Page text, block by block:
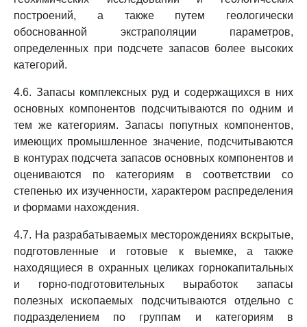
построений, а также путем геологически
обоснованной экстраполяции параметров,
определенных при подсчете запасов более высоких
категорий.
4.6. Запасы комплексных руд и содержащихся в них
основных компонентов подсчитываются по одним и
тем же категориям. Запасы попутных компонентов,
имеющих промышленное значение, подсчитываются
в контурах подсчета запасов основных компонентов и
оцениваются по категориям в соответствии со
степенью их изученности, характером распределения
и формами нахождения.
4.7. На разрабатываемых месторождениях вскрытые,
подготовленные и готовые к выемке, а также
находящиеся в охранных целиках горнокапитальных
и горно-подготовительных выработок запасы
полезных ископаемых подсчитываются отдельно с
подразделением по группам и категориям в